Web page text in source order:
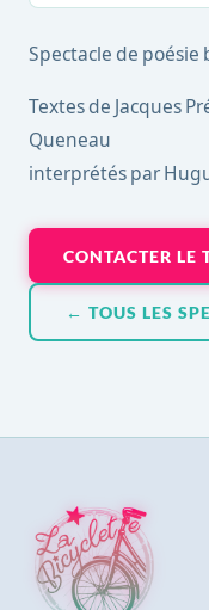
Spectacle de
Textes de Jacques
Queneau
interprétés par
CONTACTER LE
← TOUS LES